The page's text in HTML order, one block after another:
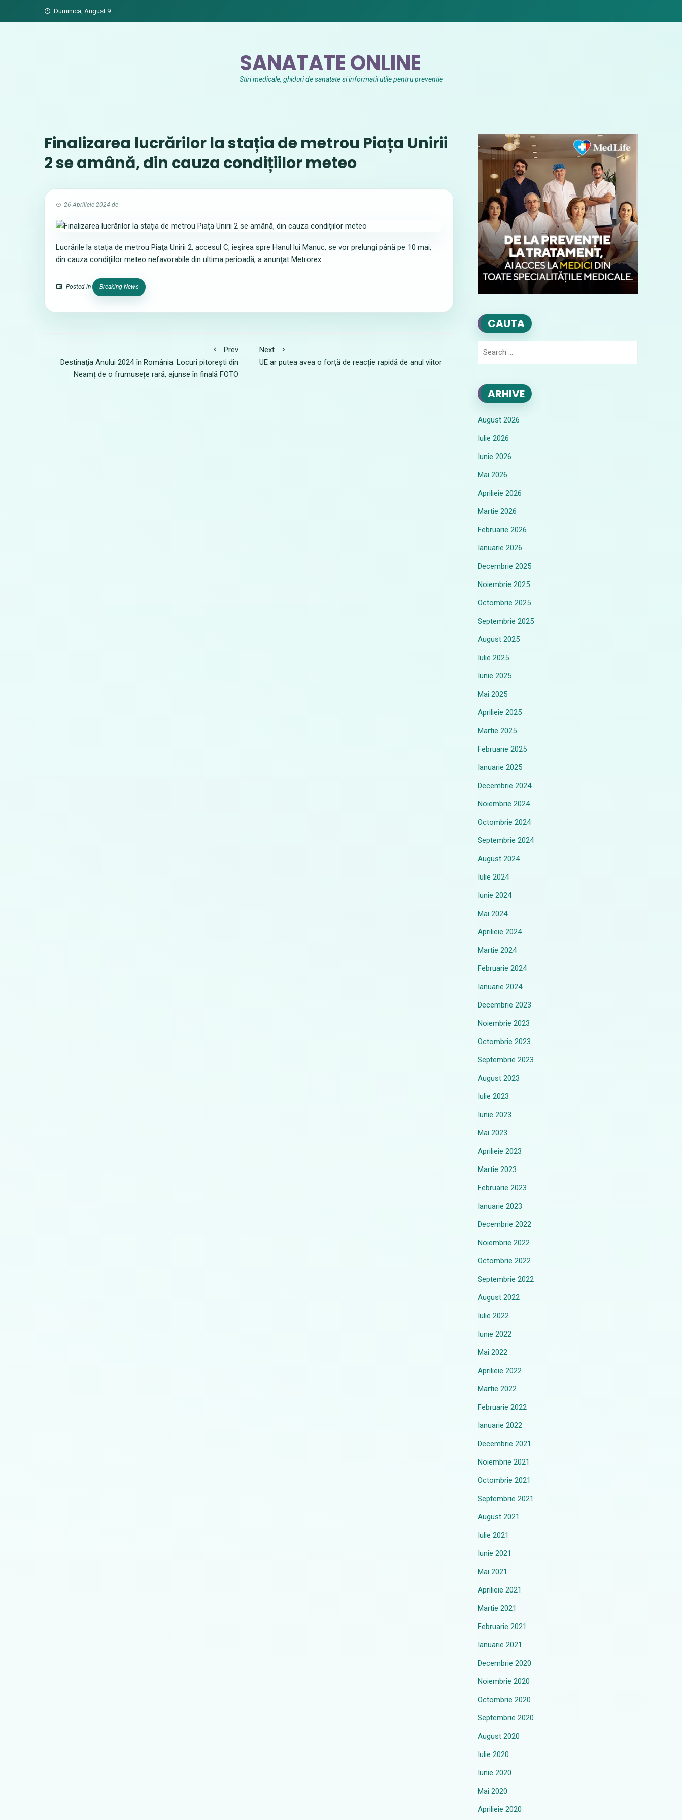
Duminica, August 9
SANATATE ONLINE
Stiri medicale, ghiduri de sanatate si informatii utile pentru preventie
Finalizarea lucrărilor la stația de metrou Piața Unirii
2 se amână, din cauza condițiilor meteo
26 Aprilieie 2024 de
Lucrările la staţia de metrou Piaţa Unirii 2, accesul C, ieşirea spre Hanul lui Manuc, se vor prelungi până pe 10 mai,
din cauza condiţiilor meteo nefavorabile din ultima perioadă, a anunţat Metrorex.
Posted in Breaking News
Prev
Destinaţia Anului 2024 în România. Locuri pitorești din
Neamț de o frumusețe rară, ajunse în finală FOTO
Next
UE ar putea avea o forță de reacție rapidă de anul viitor
CAUTA
ARHIVE
August 2026
Iulie 2026
Iunie 2026
Mai 2026
Aprilieie 2026
Martie 2026
Februarie 2026
Ianuarie 2026
Decembrie 2025
Noiembrie 2025
Octombrie 2025
Septembrie 2025
August 2025
Iulie 2025
Iunie 2025
Mai 2025
Aprilieie 2025
Martie 2025
Februarie 2025
Ianuarie 2025
Decembrie 2024
Noiembrie 2024
Octombrie 2024
Septembrie 2024
August 2024
Iulie 2024
Iunie 2024
Mai 2024
Aprilieie 2024
Martie 2024
Februarie 2024
Ianuarie 2024
Decembrie 2023
Noiembrie 2023
Octombrie 2023
Septembrie 2023
August 2023
Iulie 2023
Iunie 2023
Mai 2023
Aprilieie 2023
Martie 2023
Februarie 2023
Ianuarie 2023
Decembrie 2022
Noiembrie 2022
Octombrie 2022
Septembrie 2022
August 2022
Iulie 2022
Iunie 2022
Mai 2022
Aprilieie 2022
Martie 2022
Februarie 2022
Ianuarie 2022
Decembrie 2021
Noiembrie 2021
Octombrie 2021
Septembrie 2021
August 2021
Iulie 2021
Iunie 2021
Mai 2021
Aprilieie 2021
Martie 2021
Februarie 2021
Ianuarie 2021
Decembrie 2020
Noiembrie 2020
Octombrie 2020
Septembrie 2020
August 2020
Iulie 2020
Iunie 2020
Mai 2020
Aprilieie 2020